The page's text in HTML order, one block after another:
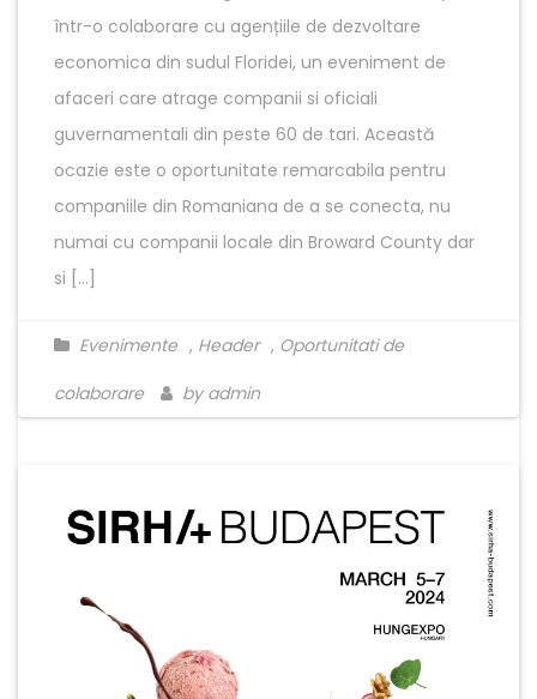
într-o colaborare cu agențiile de dezvoltare
economica din sudul Floridei, un eveniment de
afaceri care atrage companii si oficiali
guvernamentali din peste 60 de tari. Această
ocazie este o oportunitate remarcabila pentru
companiile din Romaniana de a se conecta, nu
numai cu companii locale din Broward County dar
si […]
Evenimente , Header , Oportunitati de
colaborare
by admin